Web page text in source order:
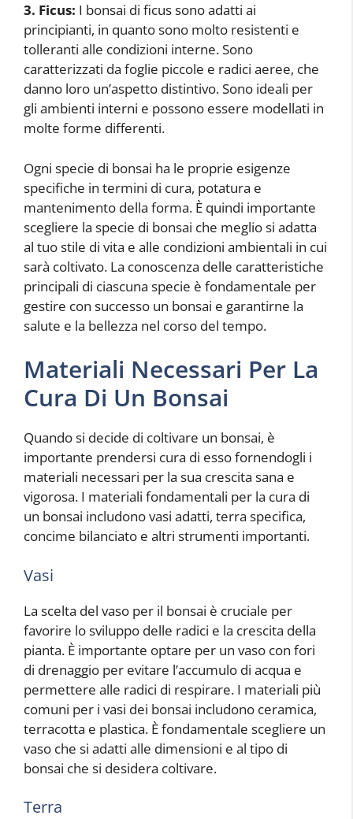
3. Ficus: I bonsai di ficus sono adatti ai
principianti, in quanto sono molto resistenti e
tolleranti alle condizioni interne. Sono
caratterizzati da foglie piccole e radici aeree, che
danno loro un’aspetto distintivo. Sono ideali per
gli ambienti interni e possono essere modellati in
molte forme differenti.
Ogni specie di bonsai ha le proprie esigenze
specifiche in termini di cura, potatura e
mantenimento della forma. È quindi importante
scegliere la specie di bonsai che meglio si adatta
al tuo stile di vita e alle condizioni ambientali in cui
sarà coltivato. La conoscenza delle caratteristiche
principali di ciascuna specie è fondamentale per
gestire con successo un bonsai e garantirne la
salute e la bellezza nel corso del tempo.
Materiali Necessari Per La
Cura Di Un Bonsai
Quando si decide di coltivare un bonsai, è
importante prendersi cura di esso fornendogli i
materiali necessari per la sua crescita sana e
vigorosa. I materiali fondamentali per la cura di
un bonsai includono vasi adatti, terra specifica,
concime bilanciato e altri strumenti importanti.
Vasi
La scelta del vaso per il bonsai è cruciale per
favorire lo sviluppo delle radici e la crescita della
pianta. È importante optare per un vaso con fori
di drenaggio per evitare l’accumulo di acqua e
permettere alle radici di respirare. I materiali più
comuni per i vasi dei bonsai includono ceramica,
terracotta e plastica. È fondamentale scegliere un
vaso che si adatti alle dimensioni e al tipo di
bonsai che si desidera coltivare.
Terra